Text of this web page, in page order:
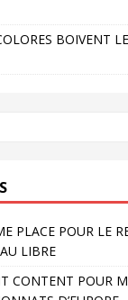
BOIVENT
PLACE POUR LE
LIBRE
CONTENT POUR